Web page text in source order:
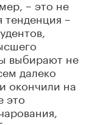
– это не
–
выбирают не
далеко
окончили на
это